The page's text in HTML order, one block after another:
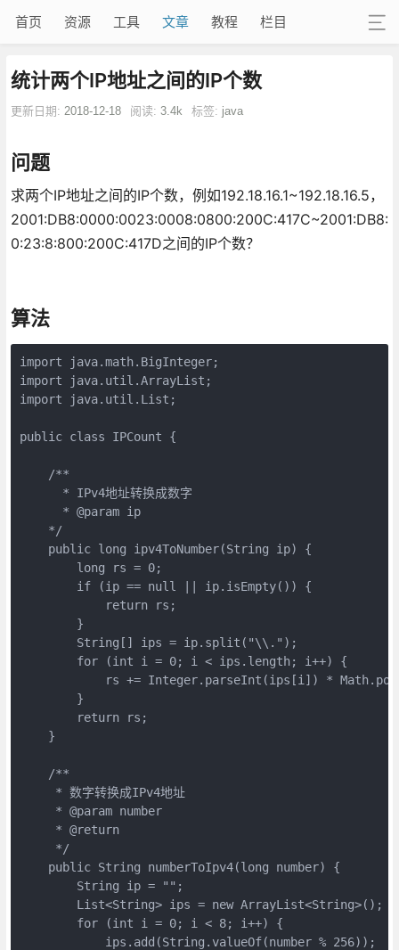
首页 资源 工具 文章 教程 栏目
统计两个IP地址之间的IP个数
更新日期: 2018-12-18 阅读: 3.4k 标签: java
问题
求两个IP地址之间的IP个数，例如192.18.16.1~192.18.16.5，
2001:DB8:0000:0023:0008:0800:200C:417C~2001:DB8:
0:23:8:800:200C:417D之间的IP个数？
算法
import java.math.BigInteger;
import java.util.ArrayList;
import java.util.List;
public class IPCount {
    /**
      * IPv4地址转换成数字
      * @param ip
    */
    public long ipv4ToNumber(String ip) {
        long rs = 0;
        if (ip == null || ip.isEmpty()) {
            return rs;
        }
        String[] ips = ip.split("\\.");
        for (int i = 0; i < ips.length; i++) {
rs += Integer.parseInt(ips[i]) *
        }
        return rs;
    }
    /**
     * 数字转换成IPv4地址
     * @param number
     * @return
     */
    public String numberToIpv4(long number) {
        String ip = "";
        List<String> ips = new ArrayList<String>();
        for (int i = 0; i < 8; i++) {
            ips.add(String.valueOf(number % 256));